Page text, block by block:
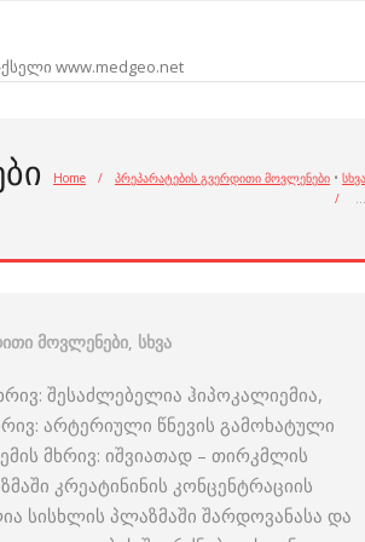
www.medgeo.net
Home / პრეპარატების გვერდითი მოვლენები • სხვა
/
…
მოვლენები, სხვა
შესაძლებელია ჰიპოკალიემია,
არტერიული წნევის გამოხატული
მხრივ: იშვიათად – თირკმლის
კრეატინინის კონცენტრაციის
სისხლის პლაზმაში შარდოვანასა და